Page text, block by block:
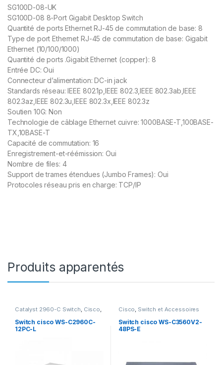
SG100D-08-UK
SG100D-08 8-Port Gigabit Desktop Switch
Quantité de ports Ethernet RJ-45 de commutation de base: 8
Type de port Ethernet RJ-45 de commutation de base: Gigabit
Ethernet (10/100/1000)
Quantité de ports .Gigabit Ethernet (copper): 8
Entrée DC: Oui
Connecteur d’alimentation: DC-in jack
Standards réseau: IEEE 802.1p,IEEE 802.3,IEEE 802.3ab,IEEE
802.3az,IEEE 802.3u,IEEE 802.3x,IEEE 802.3z
Soutien 10G: Non
Technologie de câblage Ethernet cuivre: 1000BASE-T,100BASE-
TX,10BASE-T
Capacité de commutation: 16
Enregistrement-et-réémission: Oui
Nombre de files: 4
Support de trames étendues (Jumbo Frames): Oui
Protocoles réseau pris en charge: TCP/IP
Produits apparentés
Catalyst 2960-C Switch, Cisco,
Switch cisco WS-C2960C-
12PC-L
Cisco, Switch et Accessoires
Switch cisco WS-C3560V2-
48PS-E